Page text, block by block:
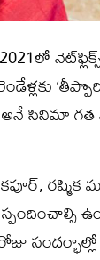
అనే సినిమా
రష్మిక
సందర్భాల్లో